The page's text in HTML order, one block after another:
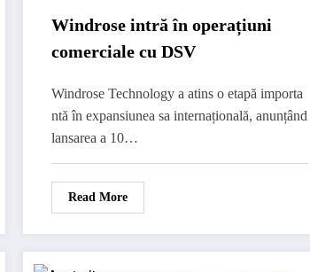
Windrose intră în operațiuni
comerciale cu DSV
Windrose Technology a atins o etapă importa
ntă în expansiunea sa internațională, anunțând
lansarea a 10…
Read More